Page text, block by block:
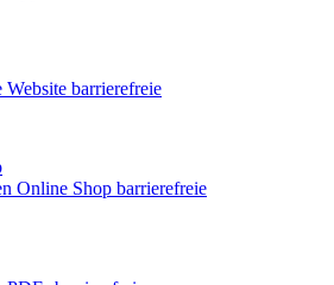
Website barrierefreie
Online Shop barrierefreie